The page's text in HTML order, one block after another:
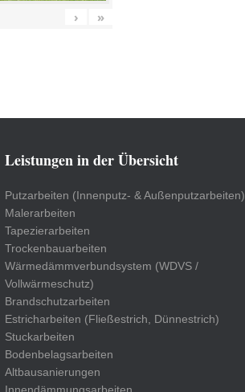
› »
Leistungen in der Übersicht
Putzarbeiten (Innenputz- & Außenputzarbeiten)
Malerarbeiten
Tapezierarbeiten
Trockenbauarbeiten
Wärmedämmverbundsystem (WDVS /
Vollwärmeschutz)
Brandschutzarbeiten
Estricharbeiten (Fließestrich, Dünnestrich)
Stuckarbeiten
Bodenbelagsarbeiten
Altbausanierungen